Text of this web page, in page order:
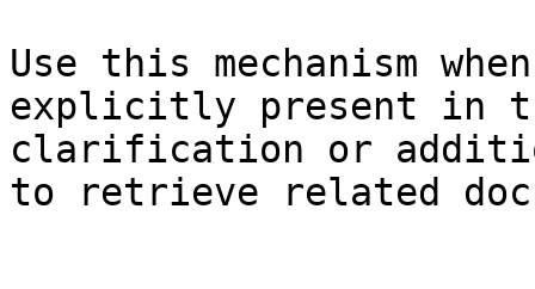
Use this mechanism
explicitly present in
clarification or